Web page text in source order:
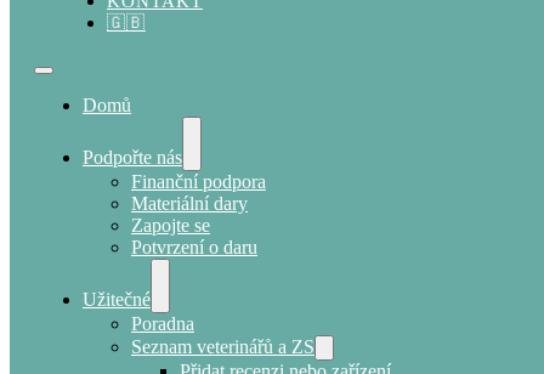
🇬🇧
Domů
Podpořte nás
Finanční podpora
Materiální dary
Zapojte se
Potvrzení o daru
Užitečné
Poradna
Seznam veterinářů a ZS